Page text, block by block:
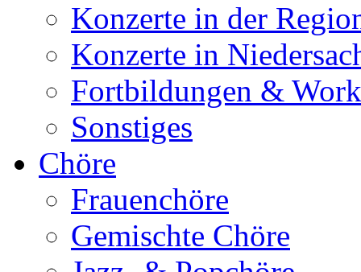
Konzerte in der
Konzerte in
Fortbildungen &
Sonstiges
Chöre
Frauenchöre
Gemischte Chöre